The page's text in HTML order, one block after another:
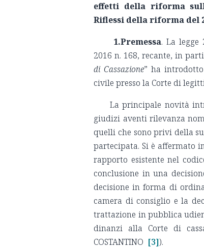
effetti della riforma
Riflessi della riforma del
1.Premessa. La legge
2016 n. 168, recante, in
di Cassazione” ha
civile presso la Corte di
La principale novità
giudizi aventi rilevanza
quelli che sono privi della
partecipata. Si è affermato
rapporto esistente nel
conclusione in una
decisione in forma di
camera di consiglio e la
trattazione in pubblica
dinanzi alla Corte di
COSTANTINO [3]).